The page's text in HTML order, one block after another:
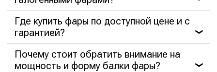
Где купить фары по доступной цене и с
гарантией?
❯
Почему стоит обратить внимание на
мощность и форму балки фары?
❯